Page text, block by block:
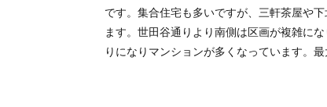
です。集合住宅も多いですが、三軒茶屋や
ます。世田谷通りより南側は区画が複雑に
りになりマンションが多くなっています。